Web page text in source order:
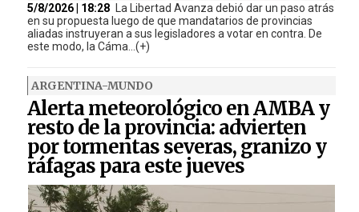
5/8/2026 | 18:28
La Libertad Avanza debió dar un paso atrás
en su propuesta luego de que mandatarios de provincias
aliadas instruyeran a sus legisladores a votar en contra. De
este modo, la Cáma...(+)
ARGENTINA-MUNDO
Alerta meteorológico en AMBA y
resto de la provincia: advierten
por tormentas severas, granizo y
ráfagas para este jueves